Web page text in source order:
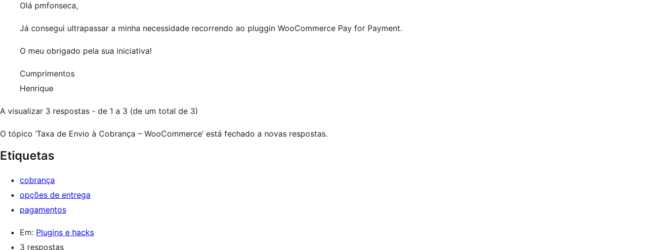
Olá pmfonseca,
Já consegui ultrapassar a minha necessidade recorrendo ao pluggin WooCommerce Pay for Payment.
O meu obrigado pela sua iniciativa!
Cumprimentos
Henrique
A visualizar 3 respostas - de 1 a 3 (de um total de 3)
O tópico ‘Taxa de Envio à Cobrança – WooCommerce’ está fechado a novas respostas.
Etiquetas
cobrança
opções de entrega
pagamentos
Em: Plugins e hacks
3 respostas